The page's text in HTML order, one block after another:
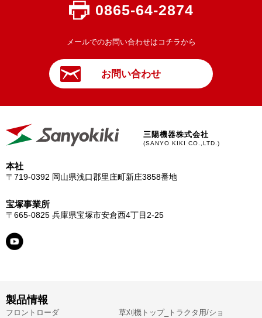
0865-64-2874
メールでのお問い合わせはコチラから
お問い合わせ
三陽機器株式会社
(SANYO KIKI CO.,LTD.)
本社
〒719-0392 岡山県浅口郡里庄町新庄3858番地
宝塚事業所
〒665-0825 兵庫県宝塚市安倉西4丁目2-25
製品情報
フロントローダ
草刈機トップ_トラクタ用/ショ